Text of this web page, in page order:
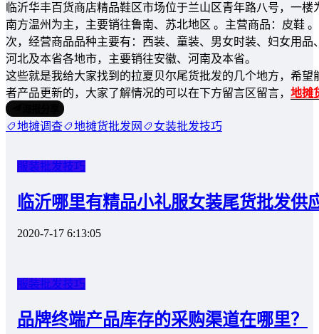
临沂华丰百货商店精品鞋区市场位于兰山区青年路八号，一
南方温州为主，主要销往鲁南、苏北地区 。主营商品：皮鞋
次，经营商品品种主要有：西装、童装、男女时装、妇女用
河北及本省各地市，主要销往安徽、河南及本省。
这些就是我给大家找到的拉夏贝尔尾货批发的几个地方，希
者产品更新的，大家了解情况的可以在下方留言区留言， 地摊
地摊调查 地摊货批发网 女装批发技巧
服装批发技巧
临沂哪里有精品小礼服女装尾货批发供
2020-7-17 6:13:05
服装批发技巧
品牌终端产品库存的采购渠道在哪里？